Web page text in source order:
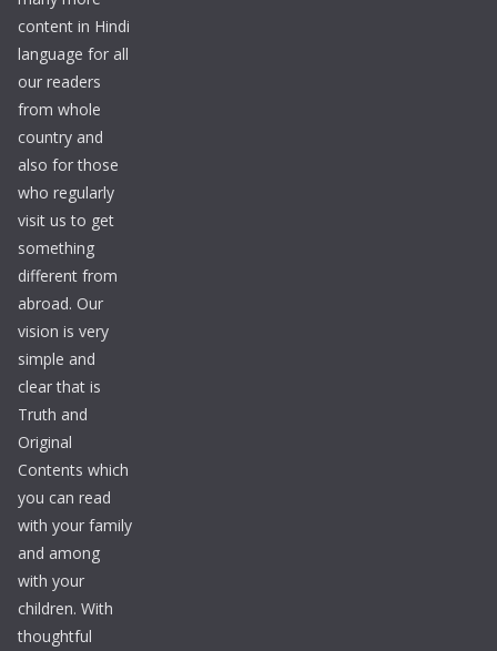
content in Hindi
language for all
our readers
from whole
country and
also for those
who regularly
visit us to get
something
different from
abroad. Our
vision is very
simple and
clear that is
Truth and
Original
Contents which
you can read
with your family
and among
with your
children. With
thoughtful